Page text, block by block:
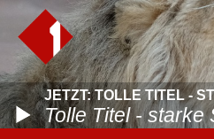
JETZT: TOLLE TITEL -
Tolle Titel - starke